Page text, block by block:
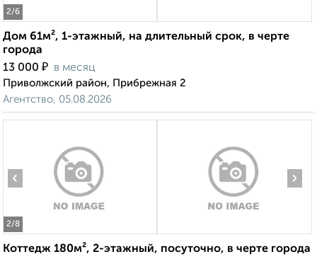
2/6
Дом 61м², 1-этажный, на длительный срок, в черте
города
13 000 ₽ в месяц
Приволжский район, Прибрежная 2
Агентство, 05.08.2026
2/8
‹ ›
Коттедж 180м², 2-этажный, посуточно, в черте города